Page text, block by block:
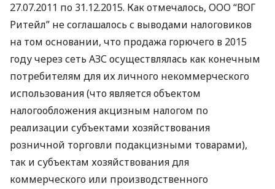
27.07.2011 по 31.12.2015. Как отмечалось, ООО “ВОГ
Ритейл” не соглашалось с выводами налоговиков
на том основании, что продажа горючего в 2015
году через сеть АЗСосуществлялась как конечным
потребителям для их личного некоммерческого
использования (что является объектом
налогообложения акцизным налогом по
реализации субъектами хозяйствования
розничной торговли подакцизными товарами),
так и субъектам хозяйствования для
коммерческого или производственного